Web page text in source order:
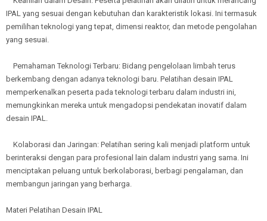
IPAL yang sesuai dengan kebutuhan dan karakteristik lokasi. Ini termasuk
pemilihan teknologi yang tepat, dimensi reaktor, dan metode pengolahan
yang sesuai.
Pemahaman Teknologi Terbaru: Bidang pengelolaan limbah terus
berkembang dengan adanya teknologi baru. Pelatihan desain IPAL
memperkenalkan peserta pada teknologi terbaru dalam industri ini,
memungkinkan mereka untuk mengadopsi pendekatan inovatif dalam
desain IPAL.
Kolaborasi dan Jaringan: Pelatihan sering kali menjadi platform untuk
berinteraksi dengan para profesional lain dalam industri yang sama. Ini
menciptakan peluang untuk berkolaborasi, berbagi pengalaman, dan
membangun jaringan yang berharga.
Materi Pelatihan Desain IPAL